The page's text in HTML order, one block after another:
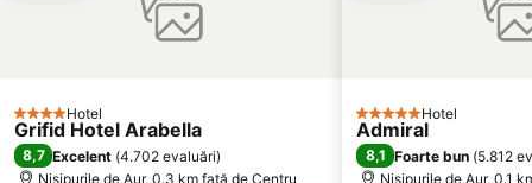
Avtogara Balchik
Kompleks Detski kat
Galata
Vladislav Varnenchik
4 SteleHotel
Grifid Hotel Arabella
8,7 Excelent (4.702 evaluări)
Nisipurile de Aur, 0.3 km faţă de Centru
5 Stele Hotel
Admiral
8,1 Foarte bun (5.812
Nisipurile de Aur, 0.1